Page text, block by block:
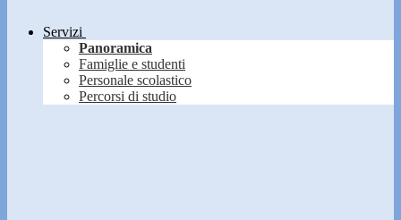
Servizi
Panoramica
Famiglie e studenti
Personale scolastico
Percorsi di studio